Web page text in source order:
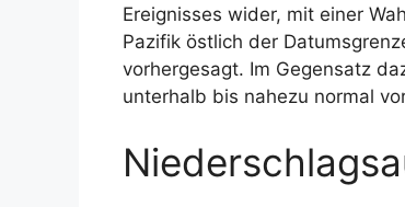
Ereignisses wider, mit einer
Pazifik östlich der
vorhergesagt. Im Gegensatz
unterhalb bis nahezu normal